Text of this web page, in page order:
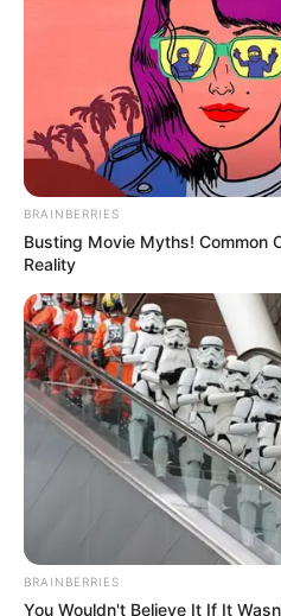
BRAINBERRIES
Busting Movie Myths! Common
Reality
BRAINBERRIES
You Wouldn't Believe It If It